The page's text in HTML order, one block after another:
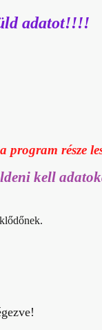
adatot!!!!
program része
kell